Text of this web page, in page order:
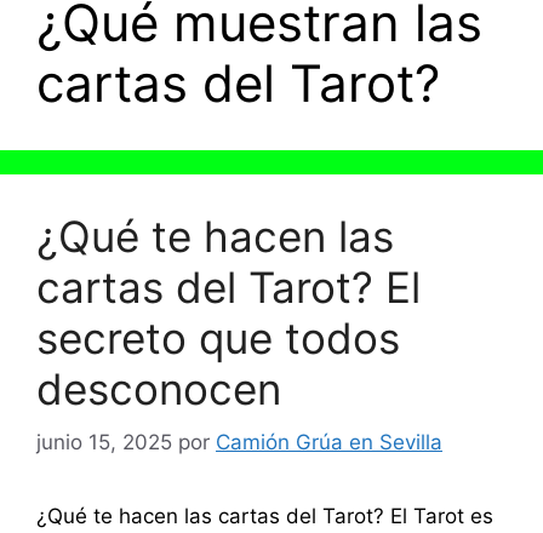
¿Qué muestran las
cartas del Tarot?
¿Qué te hacen las
cartas del Tarot? El
secreto que todos
desconocen
junio 15, 2025 por Camión Grúa en Sevilla
¿Qué te hacen las cartas del Tarot? El Tarot es